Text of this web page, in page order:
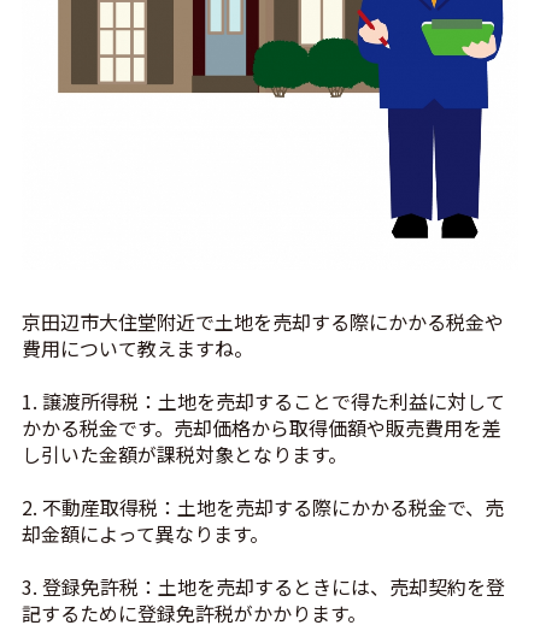
京田辺市大住堂附近で土地を売却する際にかかる税金や
費用について教えますね。
1. 譲渡所得税：土地を売却することで得た利益に対して
かかる税金です。売却価格から取得価額や販売費用を差
し引いた金額が課税対象となります。
2. 不動産取得税：土地を売却する際にかかる税金で、売
却金額によって異なります。
3. 登録免許税：土地を売却するときには、売却契約を登
記するために登録免許税がかかります。